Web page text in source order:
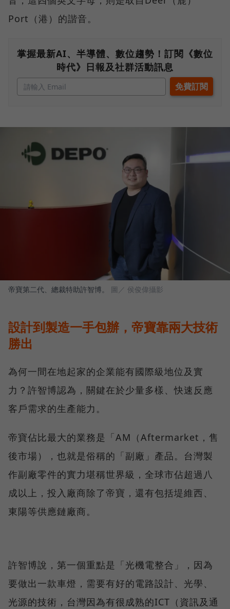
Port（港）的諧音。
掌握最新AI、半導體、數位趨勢！訂閱《數位
時代》日報及社群活動訊息
帝寶第二代、總裁特助許智博。 圖／ 侯俊偉攝影
設計到製造一手包辦，帝寶靠兩大技術
勝出
為何一間在地起家的企業能有國際級地位及實
力？許智博認為，關鍵在於少量多樣、快速反應
客戶需求的生產能力。
帝寶佔比最大的業務是「AM（Aftermarket，售
後市場），也就是俗稱的「副廠」產品。台灣製
作副廠零件的實力堪稱世界級，全球市佔超過八
成以上，投入廠商除了帝寶，還有包括堤維西、
東陽等供應鏈廠商。
許智博說，第一個重點是「光機電整合」，因為
要做出一款車燈，需要有好的電路設計、光學、
光源的技術，台灣因為有很成熟的ICT（資訊及通